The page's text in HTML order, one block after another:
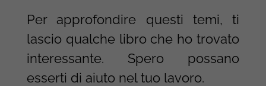
Per approfondire questi temi, ti
lascio qualche libro che ho trovato
interessante. Spero possano
esserti di aiuto nel tuo lavoro.